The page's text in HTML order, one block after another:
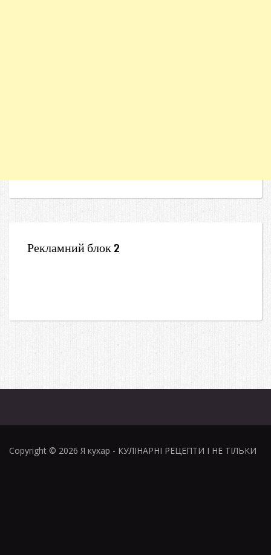
Рекламний блок 2
Copyright © 2026 Я кухар - КУЛІНАРНІ РЕЦЕПТИ І НЕ ТІЛЬКИ